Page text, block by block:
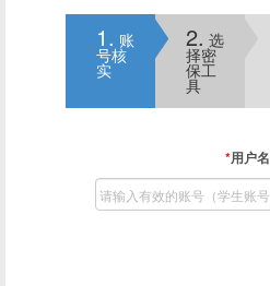
1. 账
号核
实
2. 选
择密
保工
具
*用户名